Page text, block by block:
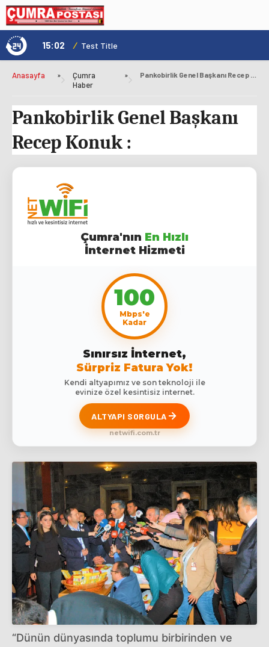
15:02 / Test Title
Anasayfa »
Çumra
Haber
» Pankobirlik Genel Başkanı Recep Konuk :
Pankobirlik Genel Başkanı
Recep Konuk :
Çumra'nın En Hızlı
İnternet Hizmeti
100
Mbps'e
Kadar
Sınırsız İnternet,
Sürpriz Fatura Yok!
Kendi altyapımız ve son teknoloji ile
evinize özel kesintisiz internet.
ALTYAPI SORGULA
netwifi.com.tr
“Dünün dünyasında toplumu birbirinden ve